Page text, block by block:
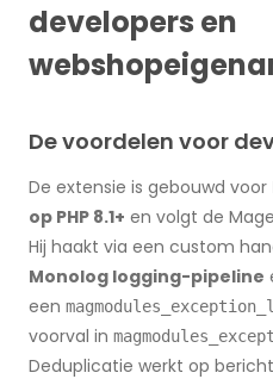
developers en
De voordelen voor
De extensie is gebouwd voor
op PHP 8.1+ en volgt de
Hij haakt via een custom
Monolog logging-pipeline
een
voorval in
Deduplicatie werkt op